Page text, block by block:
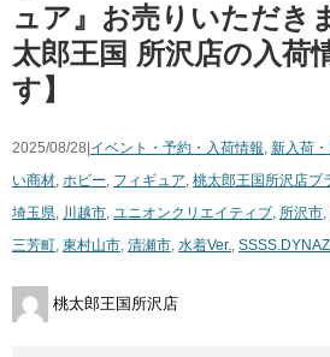
ュア』お売りいただき
太郎王国 所沢店の入荷
す】
2025/08/28| イベント・予約・入荷情報, 新入荷
い商材, ホビー, フィギュア, 桃太郎王国所沢店プ
埼玉県, 川越市, ユニオンクリエイティブ, 所沢市,
三芳町, 東村山市, 清瀬市, 水着Ver.,
桃太郎王国所沢店